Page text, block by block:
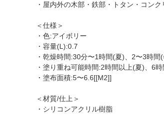
・屋内外の木部・鉄部・トタン・コン
＜仕様＞
・色:アイボリー
・容量(L):0.7
・乾燥時間:30分〜1時間(夏)、2〜3時間
・塗り重ね可能時間:2時間以上(夏)、6
・塗布面積:5〜6.6[[M2]]
＜材質/仕上＞
・シリコンアクリル樹脂